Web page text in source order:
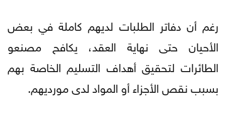
رغم أن دفاتر الطلبات لديهم كاملة في بعض
الأحيان حتى نهاية العقد، يكافح مصنعو
الطائرات لتحقيق أهداف التسليم الخاصة بهم
بسبب نقص الأجزاء أو المواد لدى مورديهم.